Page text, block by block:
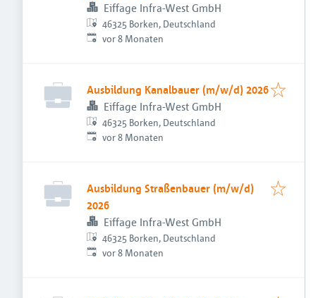
Eiffage Infra-West GmbH
46325 Borken, Deutschland
Veröffentlicht:
vor 8 Monaten
Ausbildung Kanalbauer (m/w/d) 2026
Eiffage Infra-West GmbH
46325 Borken, Deutschland
Veröffentlicht:
vor 8 Monaten
Ausbildung Straßenbauer (m/w/d)
2026
Eiffage Infra-West GmbH
46325 Borken, Deutschland
Veröffentlicht:
vor 8 Monaten